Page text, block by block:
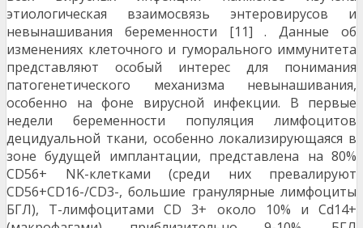
этиологическая взаимосвязь энтеровирусов и
невынашивания беременности [11] . Данные об
изменениях клеточного и гуморального иммунитета
представляют особый интерес для по­нимания
патогенетического механизма невынашива­ния,
особенно на фоне вирусной инфекции. В первые
недели беременности популяция лимфо­цитов
децидуальной ткани, особенно локализирую­щаяся в
зоне будущей имплантации, представлена на 80%
CD56+ NK-клетками (среди них превалируют
CD56+CD16-/CD3-, большие гранулярные лимфоци­ты
БГЛ), Т-лимфоцитами CD 3+ около 10% и Cd14+